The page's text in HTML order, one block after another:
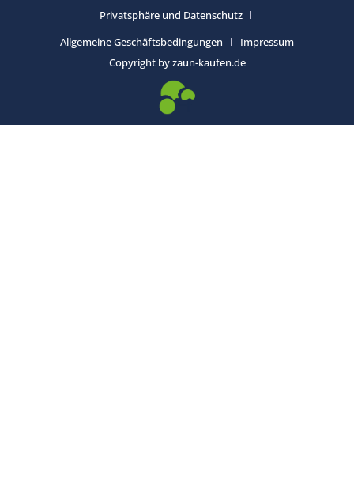
Privatsphäre und Datenschutz
Allgemeine Geschäftsbedingungen
Impressum
Copyright by zaun-kaufen.de